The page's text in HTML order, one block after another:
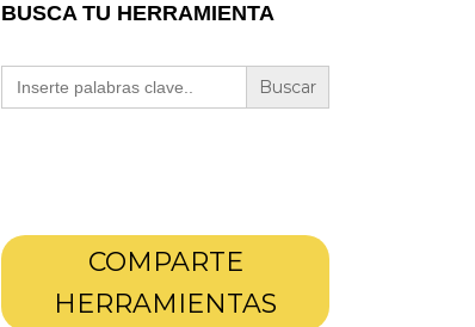
BUSCA TU HERRAMIENTA
Buscar:
COMPARTE
HERRAMIENTAS